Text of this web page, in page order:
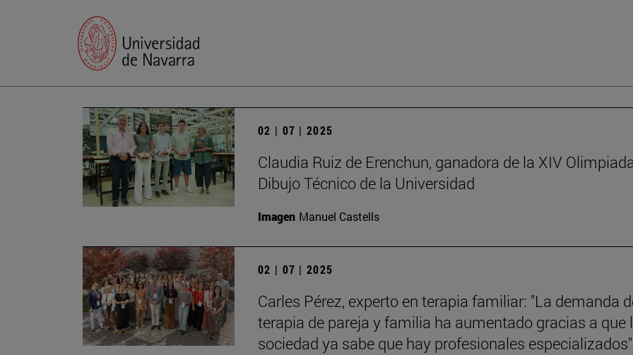
02 | 07 | 2025
Claudia Ruiz de Erenchun, ganadora de la XIV
Dibujo Técnico de la Universidad
Imagen Manuel Castells
02 | 07 | 2025
Carles Pérez, experto en terapia familiar: "La demanda
terapia de pareja y familia ha aumentado gracias a que
sociedad ya sabe que hay profesionales especializados"